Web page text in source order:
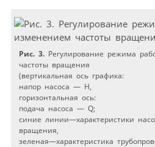
Рис. 3. Регулирование режима
частоты вращения
(вертикальная ось графика:
напор насоса — Н,
горизонтальная ось:
подача насоса — Q;
синие линии—характеристики
вращения,
зеленая—характеристика